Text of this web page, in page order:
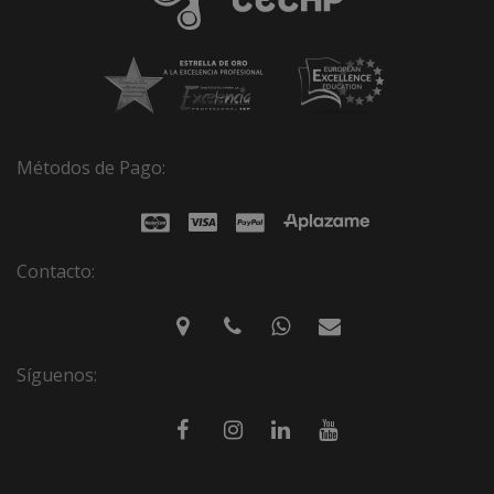
Métodos de Pago:
Contacto:
Síguenos: